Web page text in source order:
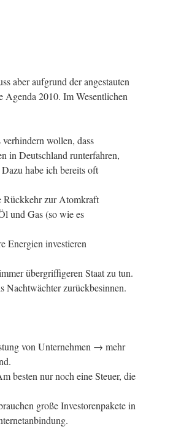
aber aufgrund der angestauten
Agenda 2010. Im Wesentlichen
wollen, dass
in Deutschland runterfahren,
habe ich bereits oft
Rückkehr zur Atomkraft
und Gas (so wie es
Energien investieren
übergriffigeren Staat zu tun.
Nachtwächter zurückbesinnen.
von Unternehmen → mehr
besten nur noch eine Steuer, die
große Investorenpakete in